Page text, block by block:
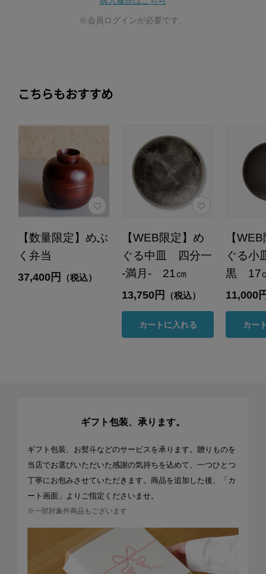
※会員ログインが必要です。
こちらもおすすめ
【数量限定】めぶ
く弁当
37,400円 （税込）
【WEB限定】め
ぐる中皿 四分一
-満月- 21㎝
13,750円 （税込）
カートに入れる
【
ぐる
黒 17
11,000
カー
ギフト包装、承ります。
ギフト包装、お熨斗などのサービスを承ります。贈りものを
当店でお選びいただいた感謝の気持ちを込めて、一つひとつ
丁寧にお包みさせていただきます。商品を追加した後、「カ
ート画面」よりご指定くださいませ。
※一部対象外商品もございます